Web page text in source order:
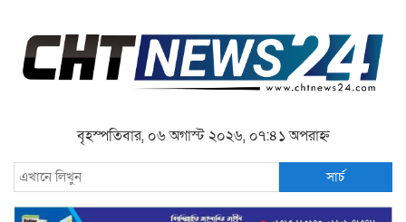
বৃহস্পতিবার, ০৬ অগাস্ট ২০২৬, ০৭:৪১ অপরাহ্ন
সার্চ